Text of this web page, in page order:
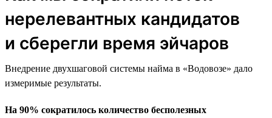
нерелевантных кандидатов
и сберегли время эйчаров
Внедрение двухшаговой системы найма в «Водовозе» дало
измеримые результаты.
На 90% сократилось количество бесполезных